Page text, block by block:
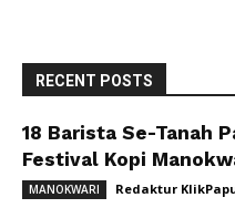
RECENT POSTS
18 Barista Se-Tanah
Festival Kopi
MANOKWARI Redaktur